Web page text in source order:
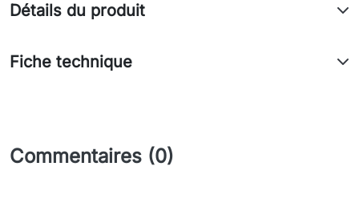
Détails du produit
Fiche technique
Commentaires (0)